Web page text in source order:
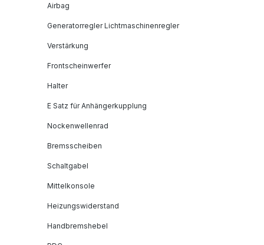
Airbag
Generatorregler Lichtmaschinenregler
Verstärkung
Frontscheinwerfer
Halter
E Satz für Anhängerkupplung
Nockenwellenrad
Bremsscheiben
Schaltgabel
Mittelkonsole
Heizungswiderstand
Handbremshebel